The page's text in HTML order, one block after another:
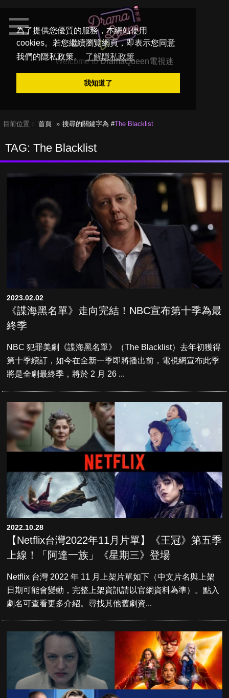
為了提供您優質的服務，本網站使用
cookies。若您繼續瀏覽網頁，即表示您同意
我們的隱私政策。
了解隱私政策
我知道了
Welcome toDramaQueen電視迷
目前位置： 首頁 搜尋的關鍵字為 #The Blacklist
TAG: The Blacklist
2023.02.02
《諜海黑名單》走向完結！NBC宣布第十季為最
終季
NBC 犯罪美劇《諜海黑名單》（The Blacklist）去年初獲得
第十季續訂，如今在全新一季即將播出前，電視網宣布此季
將是全劇最終季，將於 2 月 26 ...
2022.10.28
【Netflix台灣2022年11月片單】《王冠》第五季
上線！「阿達一族」《星期三》登場
Netflix 台灣 2022 年 11 月上架片單如下（中文片名與上架
日期可能會變動，完整上架資訊請以官網資料為準）。點入
劇名可查看更多介紹。尋找其他舊劇資...